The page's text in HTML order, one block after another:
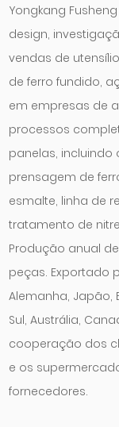
Yongkang
design,
vendas de
de ferro fundido,
em empresas de
processos
panelas, incluindo
prensagem de
esmalte, linha de
tratamento de
Produção anual
peças. Exportado
Alemanha, Japão,
Sul, Austrália,
cooperação dos
e os
fornecedores.